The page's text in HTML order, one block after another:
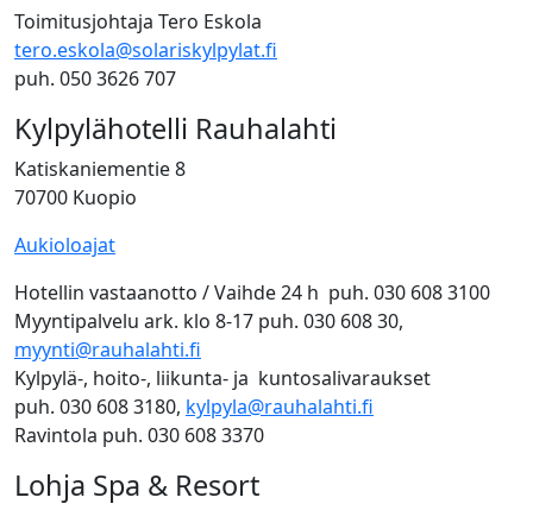
Toimitusjohtaja Tero Eskola
tero.eskola@solariskylpylat.fi
puh. 050 3626 707
Kylpylähotelli Rauhalahti
Katiskaniementie 8
70700 Kuopio
Aukioloajat
Hotellin vastaanotto / Vaihde 24 h puh. 030 608 3100
Myyntipalvelu ark. klo 8-17 puh. 030 608 30,
myynti@rauhalahti.fi
Kylpylä-, hoito-, liikunta- ja kuntosalivaraukset
puh. 030 608 3180, kylpyla@rauhalahti.fi
Ravintola puh. 030 608 3370
Lohja Spa & Resort